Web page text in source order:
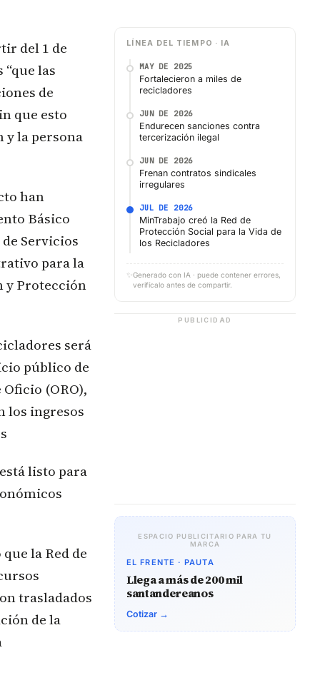
del 1 de
las
de
que esto
y la persona
han
Básico
Servicios
para la
y Protección
será
público de
(ORO),
los ingresos
listo para
la Red de
trasladados
de la
LÍNEA DEL TIEMPO · IA
MAY DE 2025
Fortalecieron a miles de
recicladores
JUN DE 2026
Endurecen sanciones contra
tercerización ilegal
JUN DE 2026
Frenan contratos sindicales
irregulares
JUL DE 2026
MinTrabajo creó la Red de
Protección Social para la Vida de
los Recicladores
✨ Generado con IA · puede contener errores,
verifícalo antes de compartir.
PUBLICIDAD
ESPACIO PUBLICITARIO PARA TU
MARCA
EL FRENTE · PAUTA
Llega a más de 200 mil
santandereanos
Cotizar →